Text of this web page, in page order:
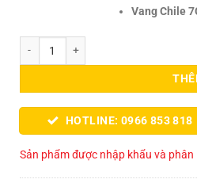
Vang Chile
HOTLINE: 0966 853 818
Sản phẩm được nhập khẩu và phân